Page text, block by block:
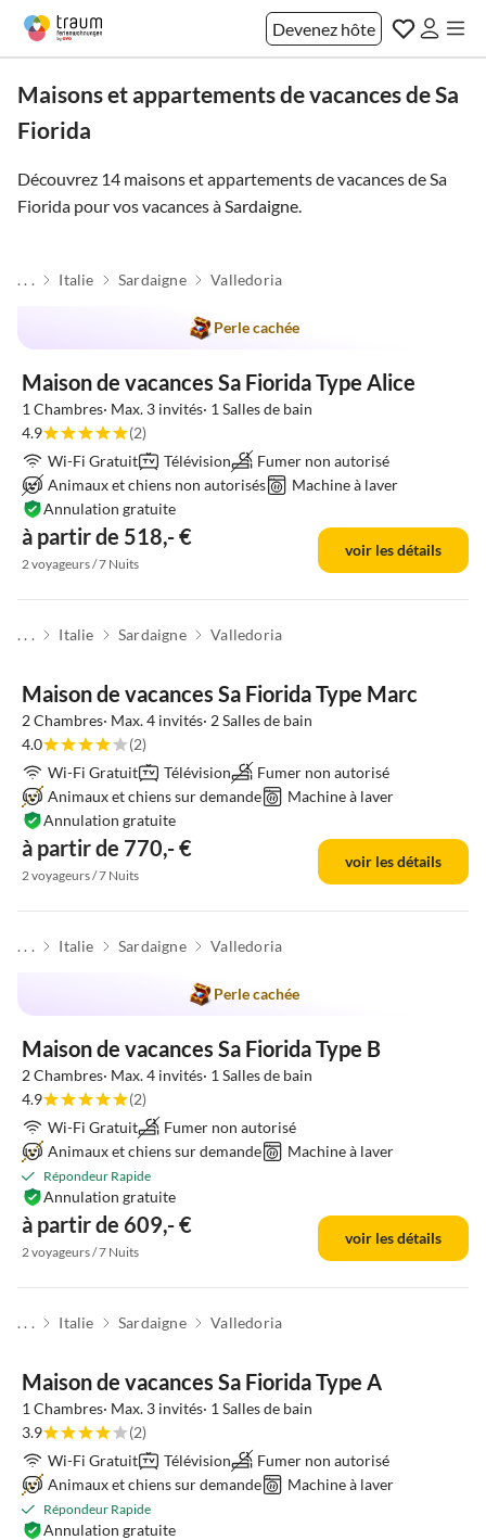
Devenez hôte
Maisons et appartements de vacances de Sa
Fiorida
Découvrez 14 maisons et appartements de vacances de Sa
Fiorida pour vos vacances àSardaigne.
. . . Italie Sardaigne Valledoria
Perle cachée
Maison de vacances Sa Fiorida Type Alice
1 Chambres· Max. 3 invités· 1 Salles de bain
4.9
(2)
Wi-Fi Gratuit
Télévision
Fumer non autorisé
Animaux et chiens non autorisés
Machine à laver
à partir de 518,- €
Annulation gratuite
2 voyageurs / 7 Nuits
voir les détails
. . . Italie Sardaigne Valledoria
Maison de vacances Sa Fiorida Type Marc
2 Chambres· Max. 4 invités· 2 Salles de bain
4.0
(2)
Wi-Fi Gratuit
Télévision
Fumer non autorisé
Animaux et chiens sur demande
Machine à laver
à partir de 770,- €
Annulation gratuite
2 voyageurs / 7 Nuits
voir les détails
. . . Italie Sardaigne Valledoria
Perle cachée
Maison de vacances Sa Fiorida Type B
2 Chambres· Max. 4 invités· 1 Salles de bain
4.9
(2)
Wi-Fi Gratuit
Fumer non autorisé
Animaux et chiens sur demande
Machine à laver
Répondeur Rapide
à partir de 609,- €
Annulation gratuite
2 voyageurs / 7 Nuits
voir les détails
. . . Italie Sardaigne Valledoria
Maison de vacances Sa Fiorida Type A
1 Chambres· Max. 3 invités· 1 Salles de bain
3.9
(2)
Wi-Fi Gratuit
Télévision
Fumer non autorisé
Animaux et chiens sur demande
Machine à laver
Répondeur Rapide
Annulation gratuite